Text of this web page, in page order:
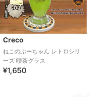
Creco
ねこのぶーちゃん レトロシリ
ーズ 喫茶グラス
¥1,650